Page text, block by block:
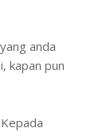
anda
kapan pun